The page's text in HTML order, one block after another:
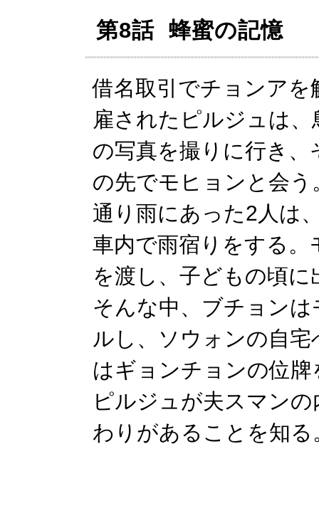
第8話 蜂蜜の記憶
借名取引でチョンアを
雇されたピルジュは、
の写真を撮りに行き、
の先でモヒョンと会う
通り雨にあった2人は
車内で雨宿りをする
を渡し、子どもの頃
そんな中、ブチョン
ルし、ソウォンの自
はギョンチョンの位
ピルジュが夫スマン
わりがあることを知る